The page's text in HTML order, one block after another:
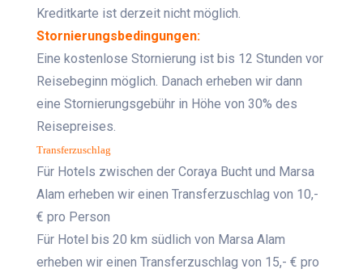
Kreditkarte ist derzeit nicht möglich.
Stornierungsbedingungen:
Eine kostenlose Stornierung ist bis 12 Stunden vor
Reisebeginn möglich. Danach erheben wir dann
eine Stornierungsgebühr in Höhe von 30% des
Reisepreises.
Transferzuschlag
Für Hotels zwischen der Coraya Bucht und Marsa
Alam erheben wir einen Transferzuschlag von 10,-
€ pro Person
Für Hotel bis 20 km südlich von Marsa Alam
erheben wir einen Transferzuschlag von 15,- € pro